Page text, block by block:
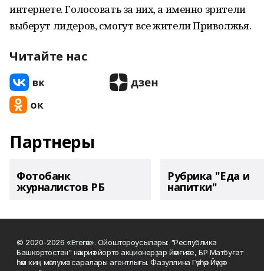
интернете. Голосовать за них, а именно зрители
выберут лидеров, смогут все жители Приволжья.
Читайте нас
Партнеры
Фотобанк
журналистов РБ
Рубрика "Еда и
напитки"
© 2020-2026 «Етегән». Ойоштороусылары: "Республика
Башкортостан" нәшриәт йорто акционерҙар йәмғиәте, БР Матбуғат
һәм киң мәғлүмәт саралары агентлығы. Фазуллина Гәүһәр Йәүҙәт